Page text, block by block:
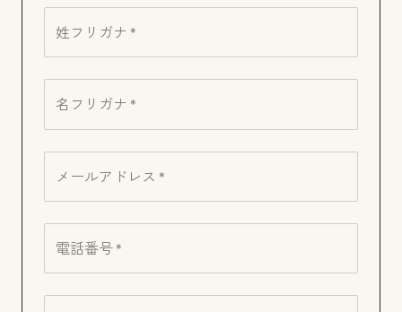
姓フリガナ *
名フリガナ *
メールアドレス *
電話番号 *